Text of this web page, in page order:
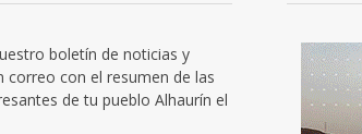
boletín de noticias y
correo con el resumen de las
de tu pueblo Alhaurín el